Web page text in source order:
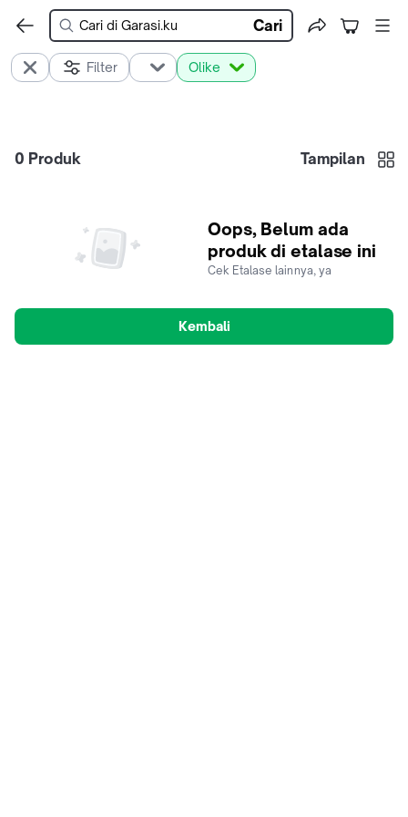
Cari
Filter Olike
0 Produk Tampilan
Oops, Belum ada
produk di etalase ini
Cek Etalase lainnya, ya
Kembali